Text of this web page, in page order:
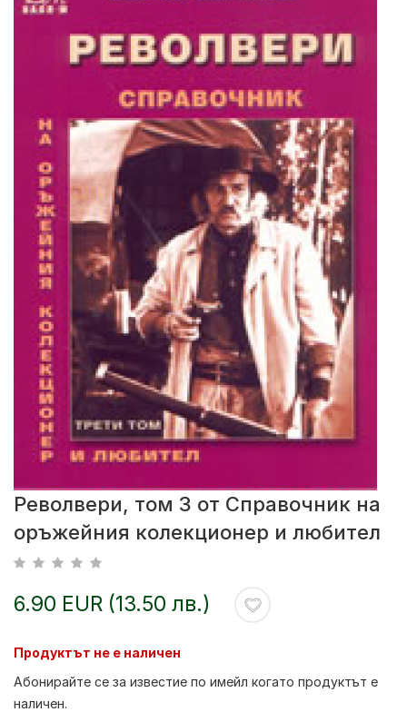
Револвери, том 3 от Справочник на
оръжейния колекционер и любител
6.90 EUR (13.50 лв.)
Продуктът не е наличен
Абонирайте се за известие по имейл когато продуктът е
наличен.